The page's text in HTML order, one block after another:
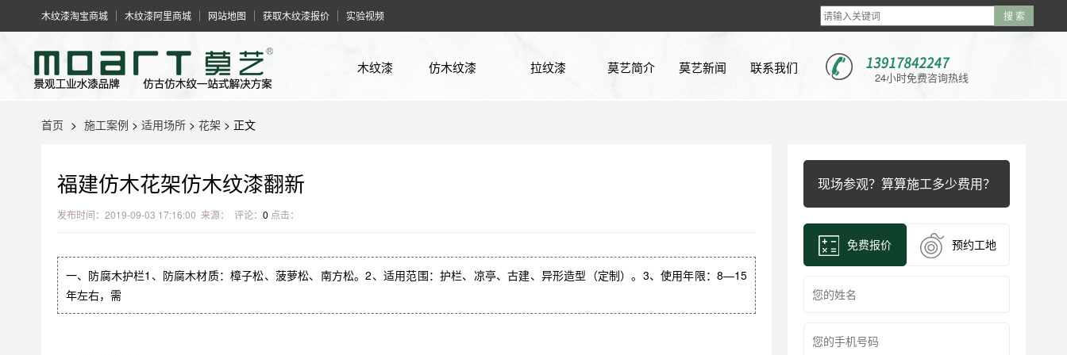
木纹漆淘宝商城 木纹漆阿里商城 网站地图 获取木纹漆报价 实验视频
木纹漆 仿木纹漆
车库木纹漆
仿古木纹漆
拉纹漆
木工板木纹漆
石膏板木纹漆
莫艺简介 莫艺新闻 联系我们
24小时免费咨询热线
首页 > 施工案例 > 适用场所 > 花架 > 正文
福建仿木花架仿木纹漆翻新
发布时间：2019-09-03 17:16:00 来源： 评论： 0 点击：
一、防腐木护栏1、防腐木材质：樟子松、菠萝松、南方松。2、适用范围：护栏、凉亭、古建、异形造型（定制）。3、使用年限：8—15
年左右，需
现场参观？算算施工多少费用？
免费报价 预约工地